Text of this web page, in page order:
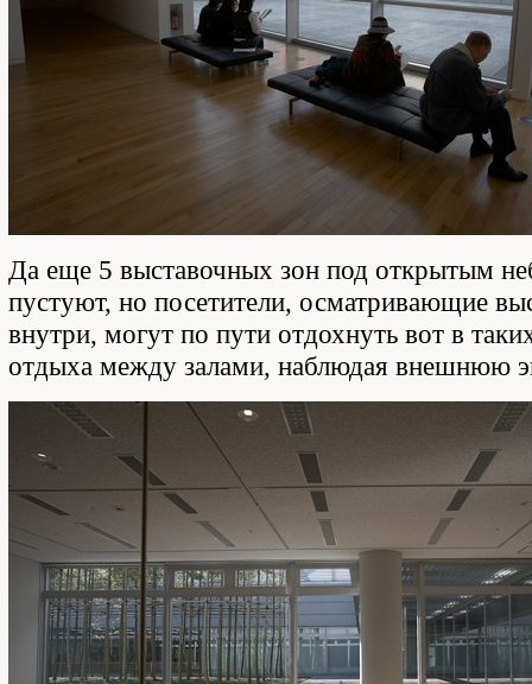
Да еще 5 выставочных зон под открытым
пустуют, но посетители, осматривающие
внутри, могут по пути отдохнуть вот в
отдыха между залами, наблюдая внешнюю